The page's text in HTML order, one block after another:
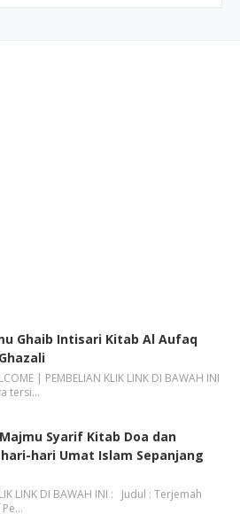
Ghaib Intisari Kitab Al Aufaq
| PEMBELIAN KLIK LINK DI BAWAH INI
tersi…
Syarif Kitab Doa dan
hari Umat Islam Sepanjang
LINK DI BAWAH INI : Judul : Terjemah
Pe…